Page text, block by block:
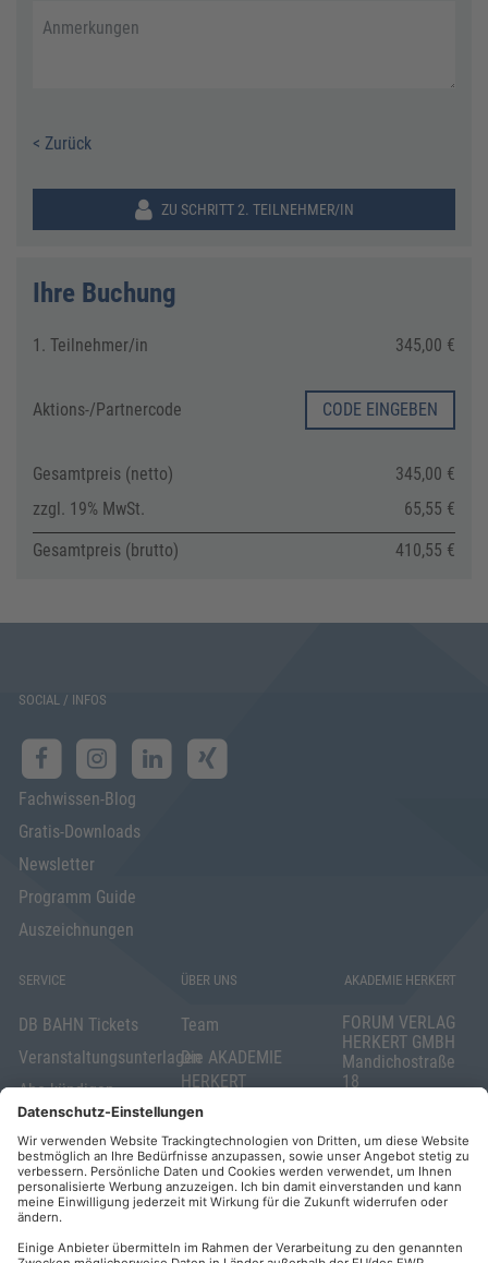
Anmerkungen
< Zurück
ZU SCHRITT 2. TEILNEHMER/IN
Ihre Buchung
1. Teilnehmer/in 345,00 €
Aktions-/Partnercode CODE EINGEBEN
Gesamtpreis (netto)
345,00 €
zzgl. 19% MwSt.
65,55 €
Gesamtpreis (brutto)
410,55 €
SOCIAL / INFOS
Fachwissen-Blog
Gratis-Downloads
Newsletter
Programm Guide
Auszeichnungen
SERVICE
DB BAHN Tickets
Veranstaltungsunterlagen
Abo kündigen
Widerrufsrecht
für Verbraucher
Elektronischer
Geschäftsverkehr
ÜBER UNS
Team
Die AKADEMIE
HERKERT
FORUM VERLAG
HERKERT
Kontakt
AKADEMIE HERKERT
FORUM VERLAG
HERKERT GMBH
Mandichostraße
18
Telefon: +49
(0)8233 381-123
Telefax: +49
(0)8233 381-222
E-Mail:
herkert.de